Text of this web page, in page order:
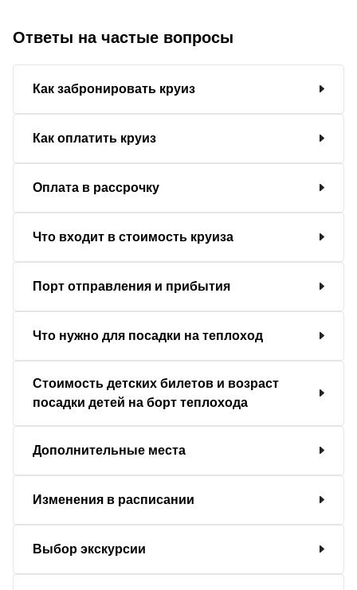
Ответы на частые вопросы
Как забронировать круиз
Как оплатить круиз
Оплата в рассрочку
Что входит в стоимость круиза
Порт отправления и прибытия
Что нужно для посадки на теплоход
Стоимость детских билетов и возраст
посадки детей на борт теплохода
Дополнительные места
Изменения в расписании
Выбор экскурсии